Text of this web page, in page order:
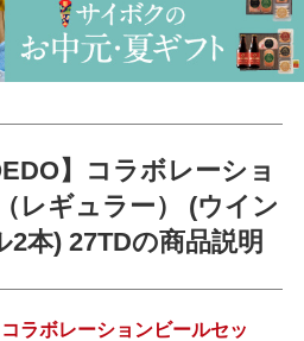
】コラボレーショ
レギュラー） (ウイン
本) 27TDの商品説明
ラボレーションビールセッ